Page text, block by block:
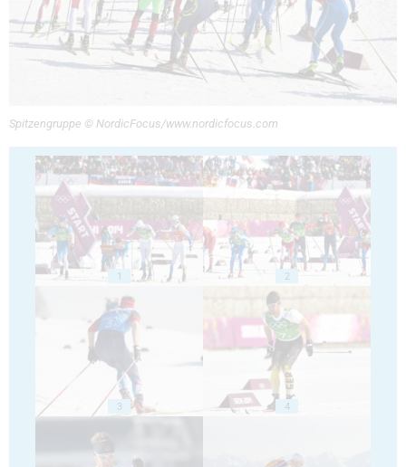
Spitzengruppe © NordicFocus/www.nordicfocus.com
1 2
3 4